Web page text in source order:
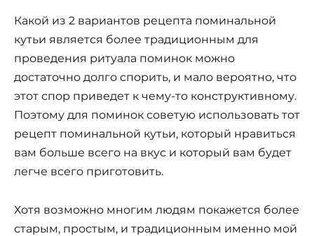
Какой из 2 вариантов рецепта поминальной
кутьи является более традиционным для
проведения ритуала поминок можно
достаточно долго спорить, и мало вероятно, что
этот спор приведет к чему-то конструктивному.
Поэтому для поминок советую использовать тот
рецепт поминальной кутьи, который нравиться
вам больше всего на вкус и который вам будет
легче всего приготовить.
Хотя возможно многим людям покажется более
старым, простым, и традиционным именно мой